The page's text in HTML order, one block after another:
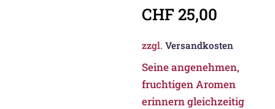
CHF25,00
zzgl.Versandkosten
Seine angenehmen,
fruchtigen Aromen
erinnern gleichzeitig